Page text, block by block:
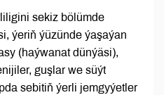
sekiz bölümde
ýeriň ýüzünde ýaşaýan
(haýwanat dünýäsi),
guşlar we süýt
sebitiň ýerli jemgyýetler